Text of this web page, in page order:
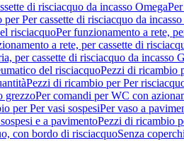
di risciacquo da incasso Omega
Per cassette di risciacquo da
risciacquoPer funzionamento a rete,
a rete, per cassette di
per cassette di risciacquo da incasso
del risciacquoPezzi di ricambio
Pezzi di ricambio per Per
grezzoPer comandi per WC con
per Per vasi sospesiPer vaso a
e a pavimentoPezzi di ricambio
con bordo di risciacquoSenza